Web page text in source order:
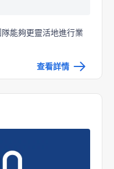
能夠更靈活地進行業
查看詳情